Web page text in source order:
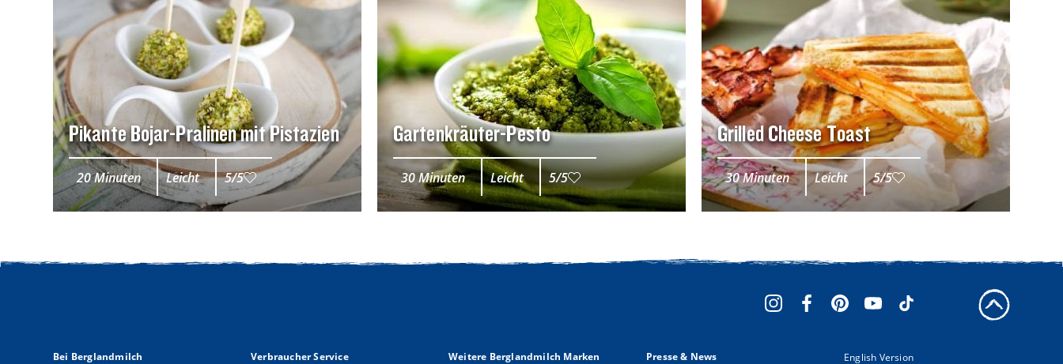
Grilled Cheese Toast
30 Minuten Leicht 5/5
Pikante Bojar-Pralinen mit Pistazien
20 Minuten Leicht 5/5
Gartenkräuter-Pesto
30 Minuten Leicht 5/5
Bei Berglandmilch Verbraucher Service Weitere Berglandmilch Marken Presse & News English Version